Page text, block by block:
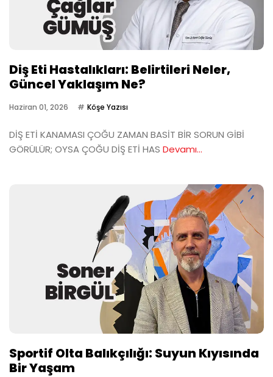
Diş Eti Hastalıkları: Belirtileri Neler,
Güncel Yaklaşım Ne?
Haziran 01, 2026 Köşe Yazısı
DİŞ ETİ KANAMASI ÇOĞU ZAMAN BASİT BİR SORUN GİBİ
GÖRÜLÜR; OYSA ÇOĞU DİŞ ETİ HAS Devamı...
Sportif Olta Balıkçılığı: Suyun Kıyısında
Bir Yaşam